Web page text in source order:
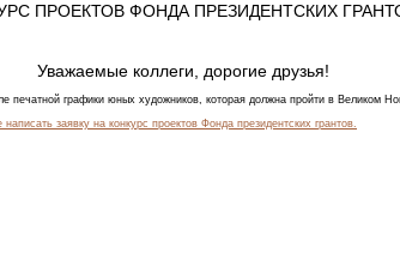
ПРОЕКТОВ ФОНДА ПРЕЗИДЕНТСКИХ
Уважаемые коллеги, дорогие друзья!
печатной графики юных художников, которая должна пройти в Великом
заявку на конкурс проектов Фонда президентских грантов.